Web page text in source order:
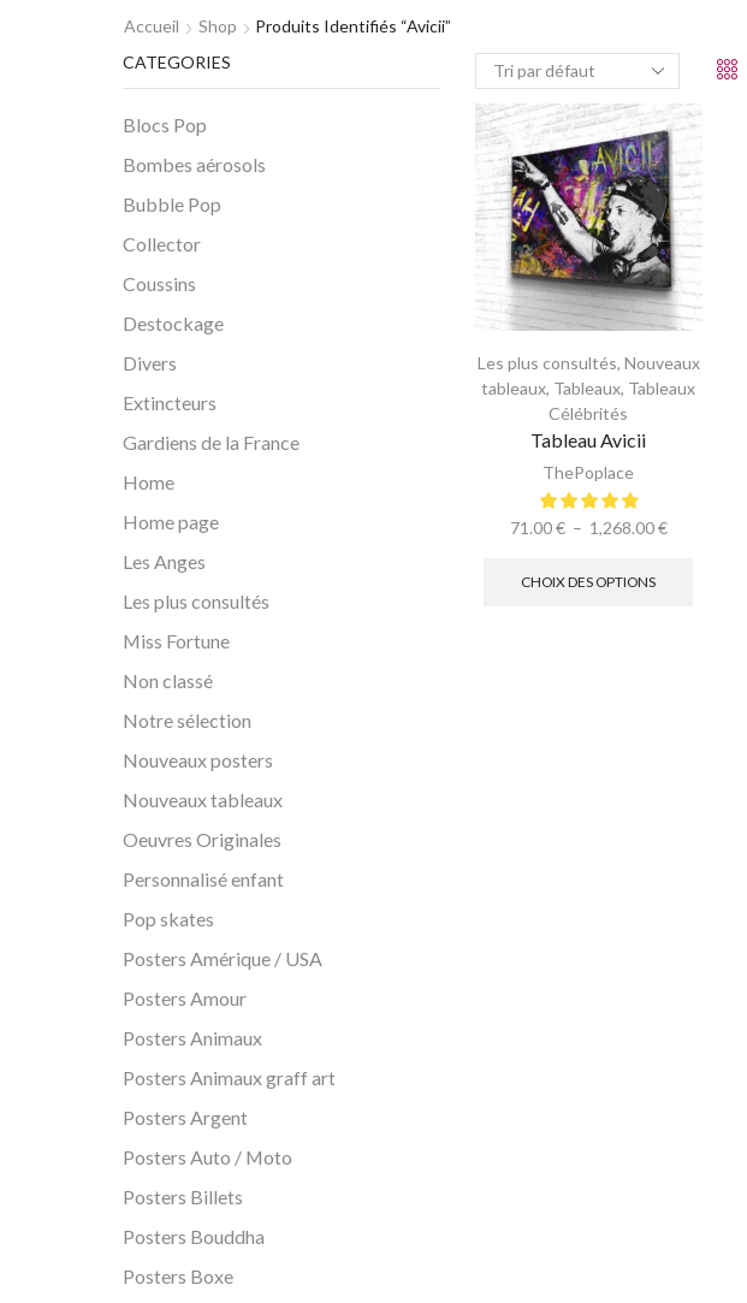
Accueil Shop Produits Identifiés “avicii”
Les plus consultés, Nouveaux
tableaux, Tableaux, Tableaux
Célébrités
Tableau Avicii
ThePoplace
71.00€ – 1,268.00€
CHOIX DES OPTIONS
CATEGORIES
Blocs Pop
Bombes aérosols
Bubble Pop
Collector
Coussins
Destockage
Divers
Extincteurs
Gardiens de la France
Home
Home page
Les Anges
Les plus consultés
Miss Fortune
Non classé
Notre sélection
Nouveaux posters
Nouveaux tableaux
Oeuvres Originales
Personnalisé enfant
Pop skates
Posters Amérique / USA
Posters Amour
Posters Animaux
Posters Animaux graff art
Posters Argent
Posters Auto / Moto
Posters Billets
Posters Bouddha
Posters Boxe